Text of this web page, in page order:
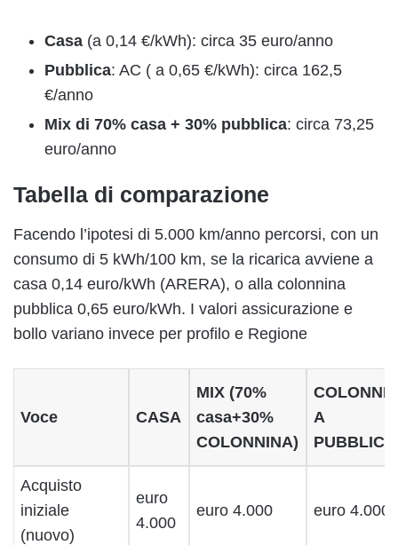
Casa (a 0,14 €/kWh): circa 35 euro/anno
Pubblica: AC ( a 0,65 €/kWh): circa 162,5
€/anno
Mix di 70% casa + 30% pubblica: circa 73,25
euro/anno
Tabella di comparazione
Facendo l’ipotesi di 5.000 km/anno percorsi, con un
consumo di 5 kWh/100 km, se la ricarica avviene a
casa 0,14 euro/kWh (ARERA), o alla colonnina
pubblica 0,65 euro/kWh. I valori assicurazione e
bollo variano invece per profilo e Regione
Voce CASA
MIX (70%
casa+30%
COLONNINA)
A
PUBBLICO
Acquisto
iniziale
(nuovo)
euro
4.000
euro 4.000 euro 4.000